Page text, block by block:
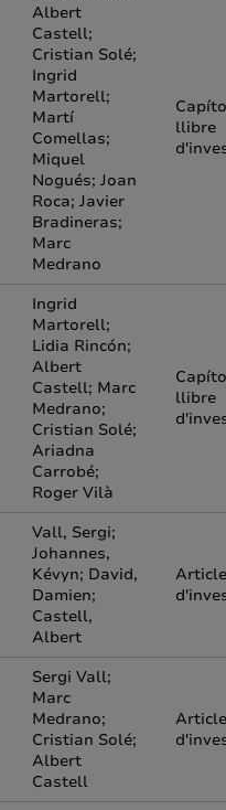
Albert
Castell;
Cristian Solé;
Ingrid
Martorell;
Martí
Comellas;
Miquel
Nogués; Joan
Roca; Javier
Bradineras;
Marc
Medrano
llibre
Ingrid
Martorell;
Lidia Rincón;
Albert
Castell; Marc
Medrano;
Cristian Solé;
Ariadna
Carrobé;
Roger Vilà
llibre
Vall, Sergi;
Johannes,
Kévyn; David,
Damien;
Castell,
Albert
Article
Sergi Vall;
Marc
Medrano;
Cristian Solé;
Albert
Castell
Article